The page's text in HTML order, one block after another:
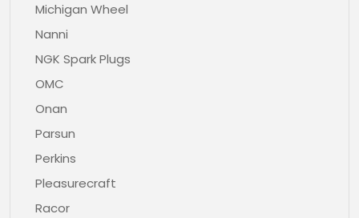
Michigan Wheel
Nanni
NGK Spark Plugs
OMC
Onan
Parsun
Perkins
Pleasurecraft
Racor